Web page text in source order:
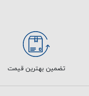
تضمین بهترین قیمت